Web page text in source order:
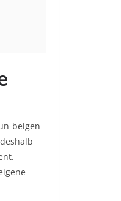
beigen